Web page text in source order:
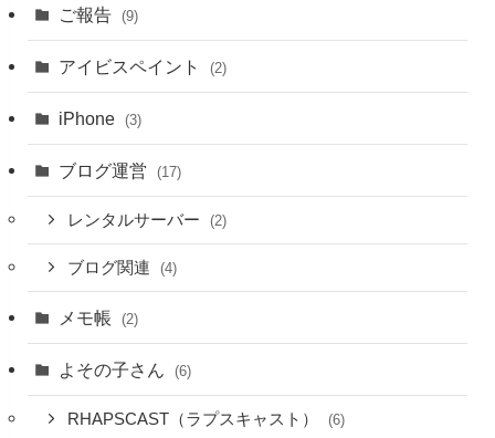
ご報告 (9)
アイビスペイント (2)
iPhone (3)
ブログ運営 (17)
レンタルサーバー (2)
ブログ関連 (4)
メモ帳 (2)
よその子さん (6)
RHAPSCAST（ラプスキャスト） (6)